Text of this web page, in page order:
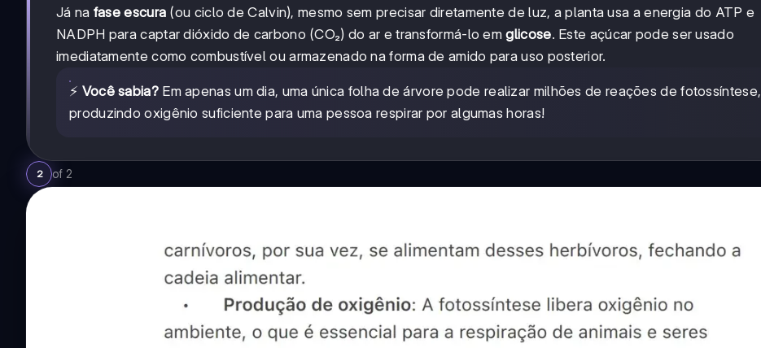
Já na fase escura (ou ciclo de Calvin), mesmo sem precisar diretamente de luz, a planta usa a energia do ATP e
NADPH para captar dióxido de carbono (CO₂) do ar e transformá-lo emglicose. Este açúcar pode ser usado
imediatamente como combustível ou armazenado na forma de amido para uso posterior.
⚡ Você sabia?Em apenas um dia, uma única folha de árvore pode realizar milhões de reações de fotossíntese,
produzindo oxigênio suficiente para uma pessoa respirar por algumas horas!
2 of 2